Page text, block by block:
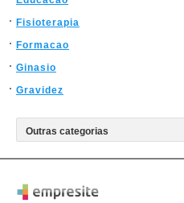
Fisioterapia
Formacao
Ginasio
Gravidez